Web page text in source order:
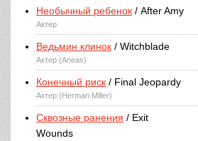
Необычный ребенок / After Amy
Актер
Ведьмин клинок / Witchblade
Актер (Aneas)
Конечный риск / Final Jeopardy
Актер (Herman Miller)
Сквозные ранения / Exit
Wounds